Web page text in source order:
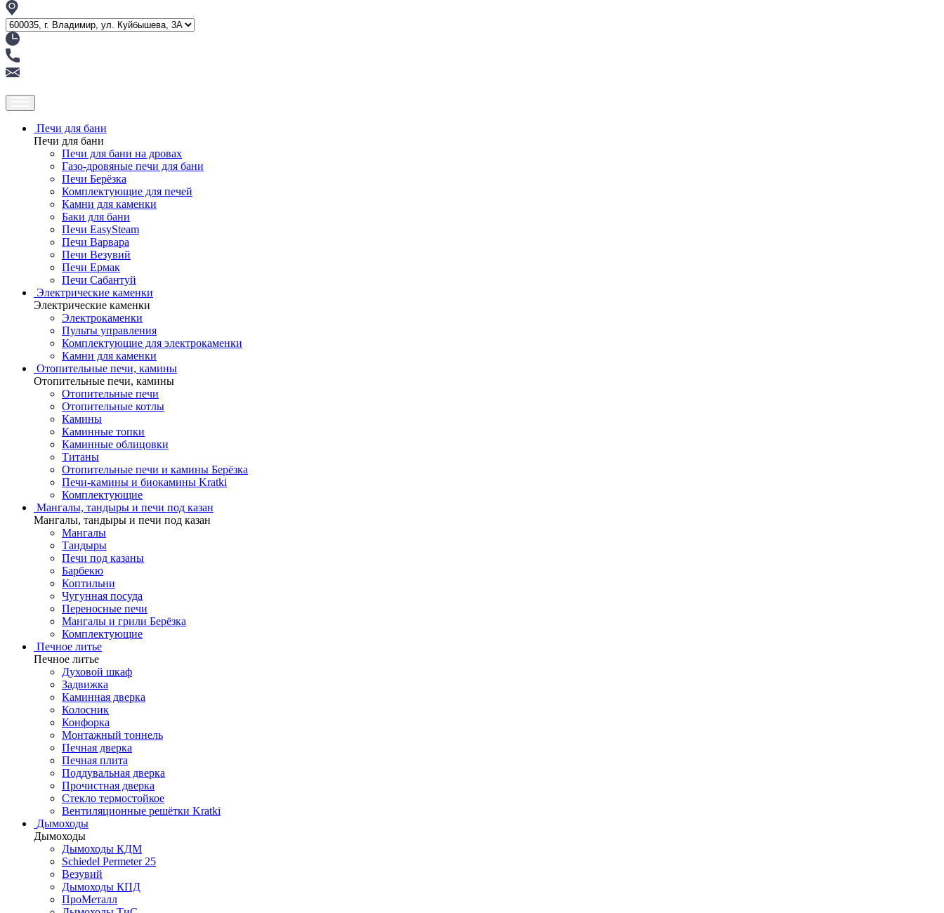
Печи для бани
Печи для бани
Печи для бани на дровах
Газо-дровяные печи для бани
Печи Берёзка
Комплектующие для печей
Камни для каменки
Баки для бани
Печи EasySteam
Печи Варвара
Печи Везувий
Печи Ермак
Печи Сабантуй
Электрические каменки
Электрические каменки
Электрокаменки
Пульты управления
Комплектующие для электрокаменки
Камни для каменки
Отопительные печи, камины
Отопительные печи, камины
Отопительные печи
Отопительные котлы
Камины
Каминные топки
Каминные облицовки
Титаны
Отопительные печи и камины Берёзка
Печи-камины и биокамины Kratki
Комплектующие
Мангалы, тандыры и печи под казан
Мангалы, тандыры и печи под казан
Мангалы
Тандыры
Печи под казаны
Барбекю
Коптильни
Чугунная посуда
Переносные печи
Мангалы и грили Берёзка
Комплектующие
Печное литье
Печное литье
Духовой шкаф
Задвижка
Каминная дверка
Колосник
Конфорка
Монтажный тоннель
Печная дверка
Печная плита
Поддувальная дверка
Прочистная дверка
Стекло термостойкое
Вентиляционные решётки Kratki
Дымоходы
Дымоходы
Дымоходы КДМ
Schiedel Permeter 25
Везувий
Дымоходы КПД
ПроМеталл